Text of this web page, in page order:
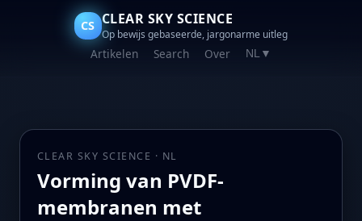
CS CLEAR SKY SCIENCE
Op bewijs gebaseerde, jargonarme uitleg
Artikelen Search Over NL ▼
CLEAR SKY SCIENCE · NL
Vorming van PVDF-
membranen met